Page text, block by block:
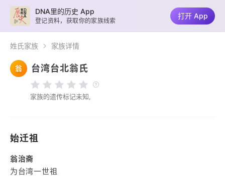
姓氏家族 家族详情
翁 台湾台北翁氏
家族的遗传标记未知,
始迁祖
翁治斋
为台湾一世祖
DNA里的历史 App
登记资料，获取你的家族线索
打开 App